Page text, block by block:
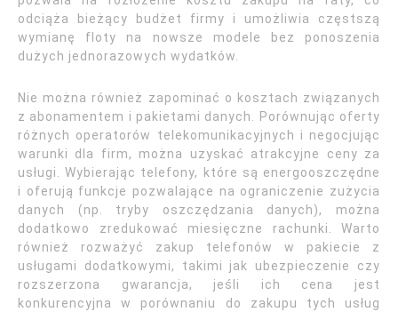
odciąża bieżący budżet firmy i umożliwia częstszą
wymianę floty na nowsze modele bez ponoszenia
dużych jednorazowych wydatków.
Nie można również zapominać o kosztach związanych
z abonamentem i pakietami danych. Porównując oferty
różnych operatorów telekomunikacyjnych i negocjując
warunki dla firm, można uzyskać atrakcyjne ceny za
usługi. Wybierając telefony, które są energooszczędne
i oferują funkcje pozwalające na ograniczenie zużycia
danych (np. tryby oszczędzania danych), można
dodatkowo zredukować miesięczne rachunki. Warto
również rozważyć zakup telefonów w pakiecie z
usługami dodatkowymi, takimi jak ubezpieczenie czy
rozszerzona gwarancja, jeśli ich cena jest
konkurencyjna w porównaniu do zakupu tych usług